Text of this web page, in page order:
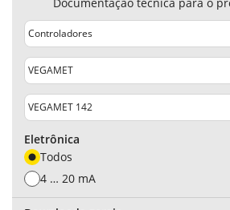
Documentação técnica para o
Eletrônica
Todos
4 … 20 mA